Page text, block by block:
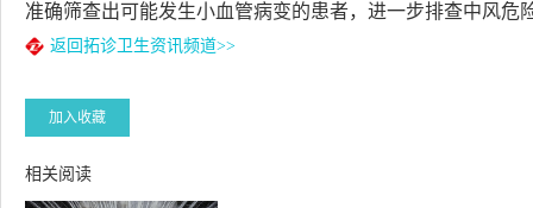
准确筛查出可能发生小血管病变的患者，进一步排查中风危
返回拓诊卫生资讯频道>>
加入收藏
相关阅读